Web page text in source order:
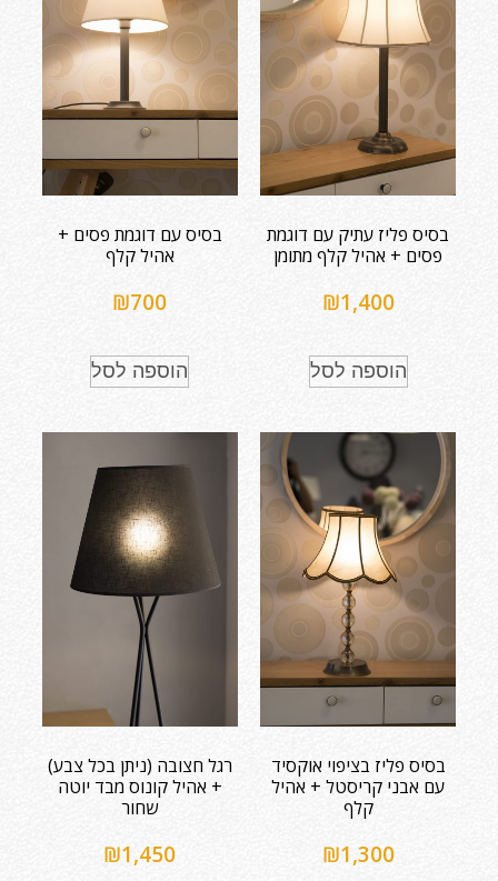
בסיס פליז עתיק עם דוגמת
פסים + אהיל קלף מתומן
₪1,400
הוספה לסל
בסיס עם דוגמת פסים +
אהיל קלף
₪700
הוספה לסל
בסיס פליז בציפוי אוקסיד
עם אבני קריסטל + אהיל
קלף
₪1,300
רגל חצובה (ניתן בכל צבע)
+ אהיל קונוס מבד יוטה
שחור
₪1,450